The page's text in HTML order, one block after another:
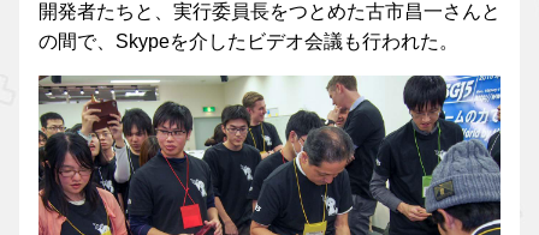
開発者たちと、実行委員長をつとめた古市昌一さんと
の間で、Skypeを介したビデオ会議も行われた。